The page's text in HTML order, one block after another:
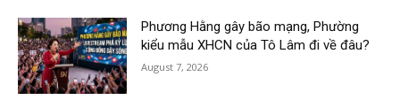
Phương Hằng gây bão mạng, Phường
kiểu mẫu XHCN của Tô Lâm đi về đâu?
August 7, 2026